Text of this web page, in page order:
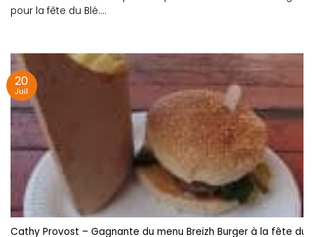
pour la fête du Blé....
Cathy Provost – Gagnante du menu Breizh Burger à la fête du
20
Juil